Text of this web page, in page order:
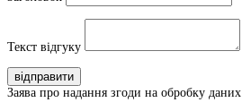
Текст відгуку
відправити
Заява про надання згоди на обробку даних